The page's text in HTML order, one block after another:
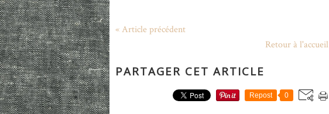
« Article précédent
Retour à l'accueil
PARTAGER CET ARTICLE
Repost 0